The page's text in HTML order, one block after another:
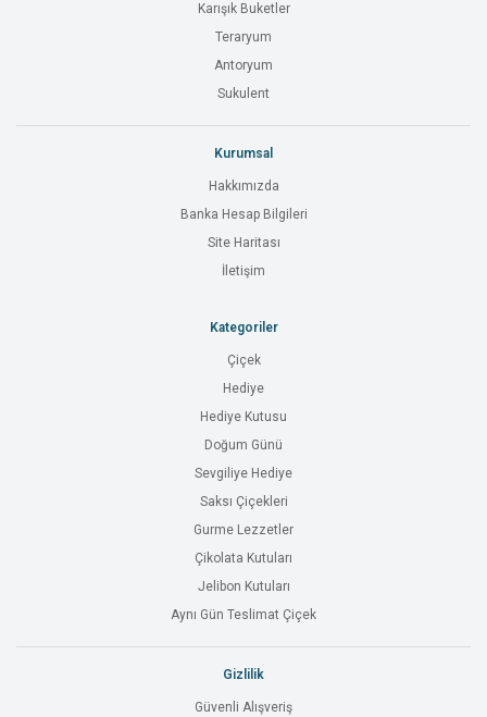
Karışık Buketler
Teraryum
Antoryum
Sukulent
Kurumsal
Hakkımızda
Banka Hesap Bilgileri
Site Haritası
İletişim
Kategoriler
Çiçek
Hediye
Hediye Kutusu
Doğum Günü
Sevgiliye Hediye
Saksı Çiçekleri
Gurme Lezzetler
Çikolata Kutuları
Jelibon Kutuları
Aynı Gün Teslimat Çiçek
Gizlilik
Güvenli Alışveriş